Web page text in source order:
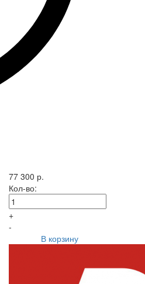
77 300 р.
Кол-во:
+
-
В корзину